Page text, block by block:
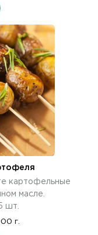
картофельные
масле.
шт.
г.